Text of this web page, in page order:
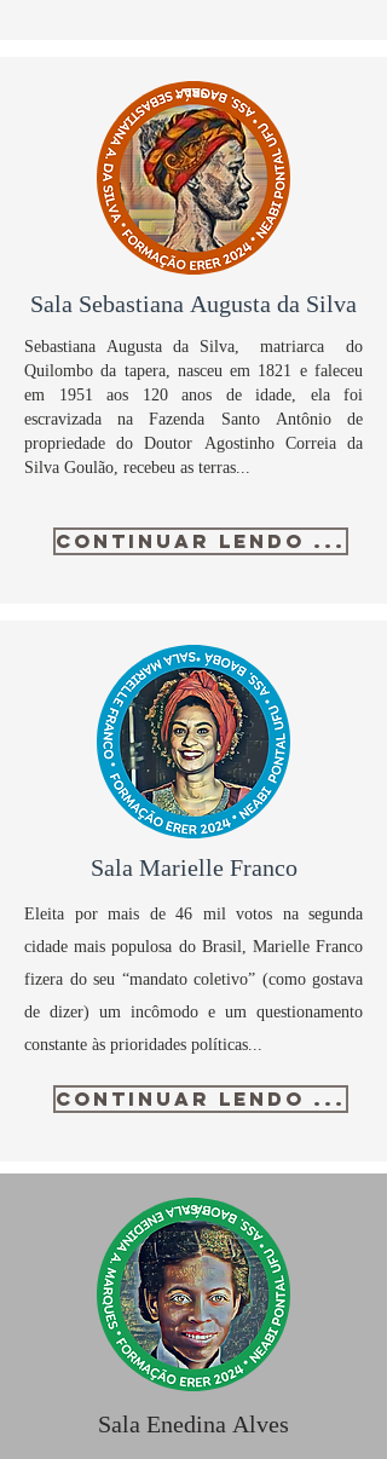
Sala Sebastiana Augusta da Silva
Sebastiana Augusta da Silva, matriarca do
Quilombo da tapera, nasceu em 1821 e faleceu
em 1951 aos 120 anos de idade, ela foi
escravizada na Fazenda Santo Antônio de
propriedade do Doutor Agostinho Correia da
Silva Goulão, recebeu as terras...
CONTINUAR LENDO ...
Sala Marielle Franco
Eleita por mais de 46 mil votos na segunda
cidade mais populosa do Brasil, Marielle Franco
fizera do seu “mandato coletivo” (como gostava
de dizer) um incômodo e um questionamento
constante às prioridades políticas...
CONTINUAR LENDO ...
Sala Enedina Alves